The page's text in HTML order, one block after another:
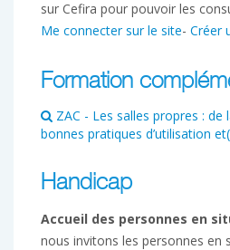
sur Cefira pour pouvoir les
Me connecter sur le site- Créer
Formation
ZAC - Les salles propres :
bonnes pratiques d’utilisation
Handicap
Accueil des personnes en
nous invitons les personnes en